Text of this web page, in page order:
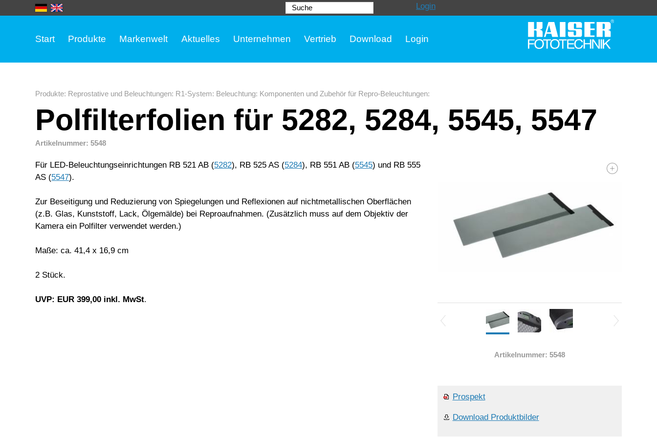
Suche Login
Start Produkte Markenwelt Aktuelles Unternehmen Vertrieb Download Login
Produkte: Reprostative und Beleuchtungen: R1-System: Beleuchtung: Komponenten und Zubehör für Repro-Beleuchtungen:
Polfilterfolien für 5282, 5284, 5545, 5547
Artikelnummer: 5548
Für LED-Beleuchtungseinrichtungen RB 521 AB (5282), RB 525 AS (5284), RB 551 AB (5545) und RB 555
AS (5547).
Zur Beseitigung und Reduzierung von Spiegelungen und Reflexionen auf nichtmetallischen Oberflächen
(z.B. Glas, Kunststoff, Lack, Ölgemälde) bei Reproaufnahmen. (Zusätzlich muss auf dem Objektiv der
Kamera ein Polfilter verwendet werden.)
Maße: ca. 41,4 x 16,9 cm
2 Stück.
UVP: EUR 399,00 inkl. MwSt.
Artikelnummer: 5548
Prospekt
Download Produktbilder